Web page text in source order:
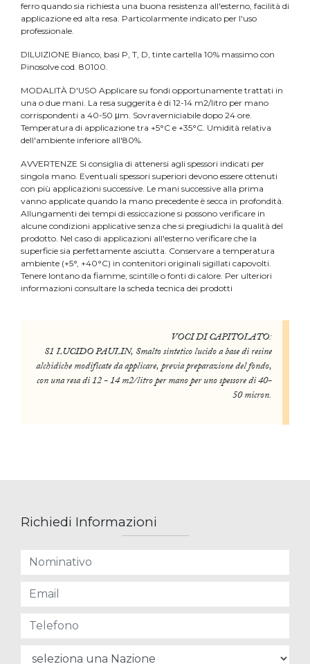
ferro quando sia richiesta una buona resistenza all'esterno, facilità di
applicazione ed alta resa. Particolarmente indicato per l'uso
professionale.
DILUIZIONE Bianco, basi P, T, D, tinte cartella 10% massimo con
Pinosolve cod. 80100.
MODALITÀ D'USO Applicare su fondi opportunamente trattati in
una o due mani. La resa suggerita è di 12-14 m2/litro per mano
corrispondenti a 40-50 μm. Sovraverniciabile dopo 24 ore.
Temperatura di applicazione tra +5°C e +35°C. Umidità relativa
dell'ambiente inferiore all'80%.
AVVERTENZE Si consiglia di attenersi agli spessori indicati per
singola mano. Eventuali spessori superiori devono essere ottenuti
con più applicazioni successive. Le mani successive alla prima
vanno applicate quando la mano precedente è secca in profondità.
Allungamenti dei tempi di essiccazione si possono verificare in
alcune condizioni applicative senza che si pregiudichi la qualità del
prodotto. Nel caso di applicazioni all'esterno verificare che la
superficie sia perfettamente asciutta. Conservare a temperatura
ambiente (+5°, +40°C) in contenitori originali sigillati capovolti.
Tenere lontano da fiamme, scintille o fonti di calore. Per ulteriori
informazioni consultare la scheda tecnica dei prodotti
VOCI DI CAPITOLATO:
S1 LUCIDO PAULIN, Smalto sintetico lucido a base di resine
alchidiche modificate da applicare, previa preparazione del fondo,
con una resa di 12 - 14 m2/litro per mano per uno spessore di 40-
50 micron.
Richiedi Informazioni